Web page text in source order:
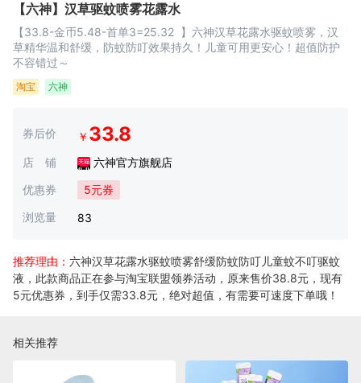
【六神】汉草驱蚊喷雾花露水
【33.8-金币5.48-首单3=25.32 】六神汉草花露水驱蚊喷雾，汉
草精华温和舒缓，防蚊防叮效果持久！儿童可用更安心！超值防护
不容错过～
淘宝 六神
券后价 ￥ 33.8
店 铺
六神官方旗舰店
优惠券
5元券
浏览量
83
推荐理由： 六神汉草花露水驱蚊喷雾舒缓防蚊防叮儿童蚊不叮驱蚊
液，此款商品正在参与淘宝联盟领券活动，原来售价38.8元，现有
5元优惠券，到手仅需33.8元，绝对超值，有需要可速度下单哦！
相关推荐